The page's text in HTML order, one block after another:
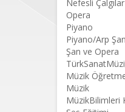
Nefesli
Opera
Piyano
Piyano/Arp Şan
Şan ve Opera
Müzik
Müzik
MüzikBilimleri